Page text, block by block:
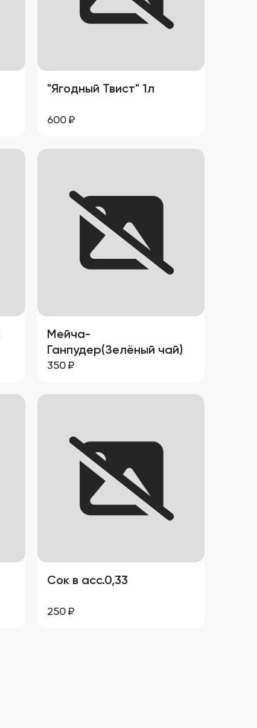
"Ягодный Твист" 1л
600 ₽
Мейча-
Ганпудер(Зелёный чай)
350 ₽
Сок в асс.0,33
250 ₽